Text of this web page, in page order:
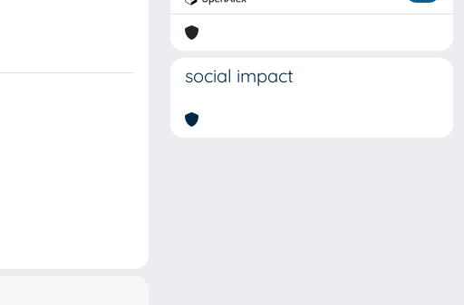
social impact